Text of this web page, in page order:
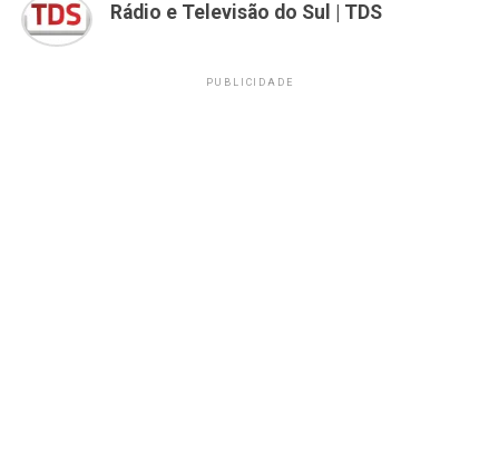
Rádio e Televisão do Sul | TDS
PUBLICIDADE